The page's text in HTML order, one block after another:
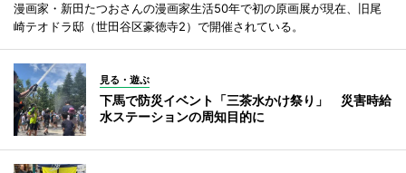
漫画家・新田たつおさんの漫画家生活50年で初の原画展が現在、旧尾
崎テオドラ邸（世田谷区豪徳寺2）で開催されている。
見る・遊ぶ
下馬で防災イベント「三茶水かけ祭り」 災害時給
水ステーションの周知目的に